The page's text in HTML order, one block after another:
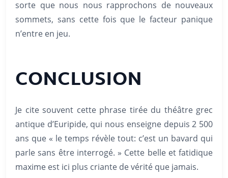
sorte que nous nous rapprochons de nouveaux
sommets, sans cette fois que le facteur panique
n’entre en jeu.
CONCLUSION
Je cite souvent cette phrase tirée du théâtre grec
antique d’Euripide, qui nous enseigne depuis 2 500
ans que « le temps révèle tout: c’est un bavard qui
parle sans être interrogé. » Cette belle et fatidique
maxime est ici plus criante de vérité que jamais.